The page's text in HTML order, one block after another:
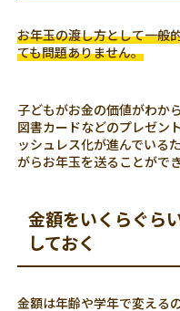
お年玉の渡し方として一般
ても問題ありません。
子どもがお金の価値がわか
図書カードなどのプレゼン
ッシュレス化が進んでいる
がらお年玉を送ることができ
金額をいくらぐら
しておく
金額は年齢や学年で変える